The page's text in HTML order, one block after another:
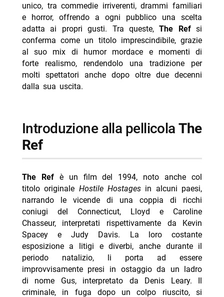
- Outer Banks 5 stagione finale dal 20 agosto Netflix
- J. Edgar dal 13 agosto su Netflix: biopic Eastwood
- The Last House dal 7 agosto su Netflix: trama e
cast
- Chad Powers 2: la seconda stagione dal 3
settembre
unico, tra commedie irriverenti, drammi familiari
e horror, offrendo a ogni pubblico una scelta
adatta ai propri gusti. Tra queste,The Refsi
conferma come un titolo imprescindibile, grazie
al suo mix di humor mordace e momenti di
forte realismo, rendendolo una tradizione per
molti spettatori anche dopo oltre due decenni
dalla sua uscita.
introduzione alla pellicolaThe
Ref
The Refè un film del 1994, noto anche col
titolo originale Hostile Hostages in alcuni paesi,
narrando le vicende di una coppia di ricchi
coniugi del Connecticut, Lloyd e Caroline
Chasseur, interpretati rispettivamente da Kevin
Spacey e Judy Davis. La loro costante
esposizione a litigi e diverbi, anche durante il
periodo natalizio, li porta ad essere
improvvisamente presi in ostaggio da un ladro
di nome Gus, interpretato da Denis Leary. Il
criminale, in fuga dopo un colpo riuscito, si